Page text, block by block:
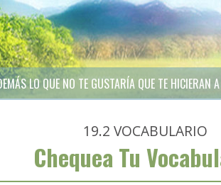
LO QUE NO TE GUSTARÍA QUE TE HICIERAN
19.2 VOCABULARIO
Chequea Tu